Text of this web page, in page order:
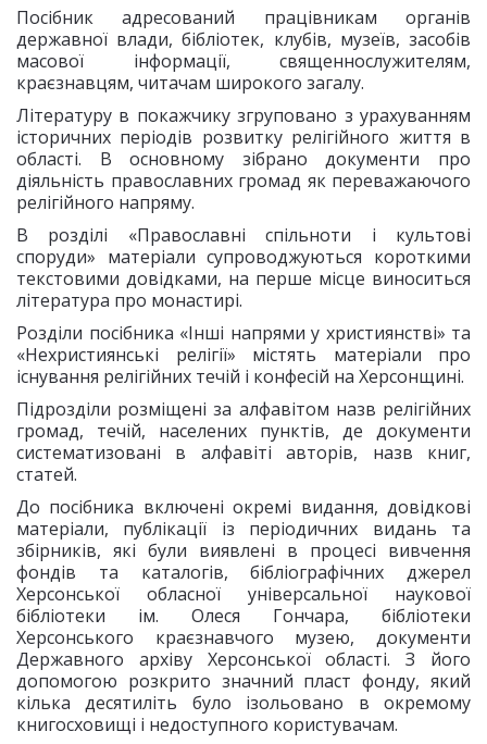
Посібник адресований працівникам органів
державної влади, бібліотек, клубів, музеїв, засобів
масової інформації, священнослужителям,
краєзнавцям, читачам широкого загалу.
Літературу в покажчику згруповано з урахуванням
історичних періодів розвитку релігійного життя в
області. В основному зібрано документи про
діяльність православних громад як переважаючого
релігійного напряму.
В розділі «Православні спільноти і культові
споруди» матеріали супроводжуються короткими
текстовими довідками, на перше місце виноситься
література про монастирі.
Розділи посібника «Інші напрями у християнстві» та
«Нехристиянські релігії» містять матеріали про
існування релігійних течій і конфесій на Херсонщині.
Підрозділи розміщені за алфавітом назв релігійних
громад, течій, населених пунктів, де документи
систематизовані в алфавіті авторів, назв книг,
статей.
До посібника включені окремі видання, довідкові
матеріали, публікації із періодичних видань та
збірників, які були виявлені в процесі вивчення
фондів та каталогів, бібліографічних джерел
Херсонської обласної універсальної наукової
бібліотеки ім. Олеся Гончара, бібліотеки
Херсонського краєзнавчого музею, документи
Державного архіву Херсонської області. З його
допомогою розкрито значний пласт фонду, який
кілька десятиліть було ізольовано в окремому
книгосховищі і недоступного користувачам.